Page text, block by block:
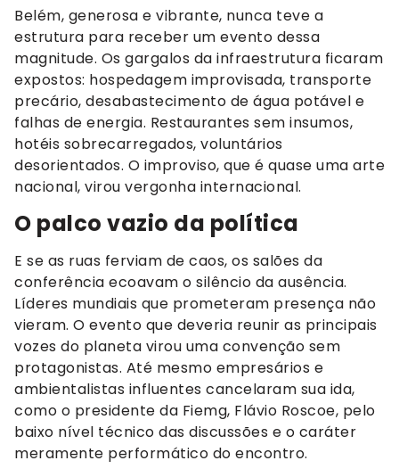
Belém, generosa e vibrante, nunca teve a
estrutura para receber um evento dessa
magnitude. Os gargalos da infraestrutura ficaram
expostos: hospedagem improvisada, transporte
precário, desabastecimento de água potável e
falhas de energia. Restaurantes sem insumos,
hotéis sobrecarregados, voluntários
desorientados. O improviso, que é quase uma arte
nacional, virou vergonha internacional.
O palco vazio da política
E se as ruas ferviam de caos, os salões da
conferência ecoavam o silêncio da ausência.
Líderes mundiais que prometeram presença não
vieram. O evento que deveria reunir as principais
vozes do planeta virou uma convenção sem
protagonistas. Até mesmo empresários e
ambientalistas influentes cancelaram sua ida,
como o presidente da Fiemg, Flávio Roscoe, pelo
baixo nível técnico das discussões e o caráter
meramente performático do encontro.